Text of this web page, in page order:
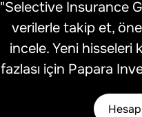
"Selective Insurance
verilerle takip et,
incele. Yeni hisseleri
fazlası için Papara